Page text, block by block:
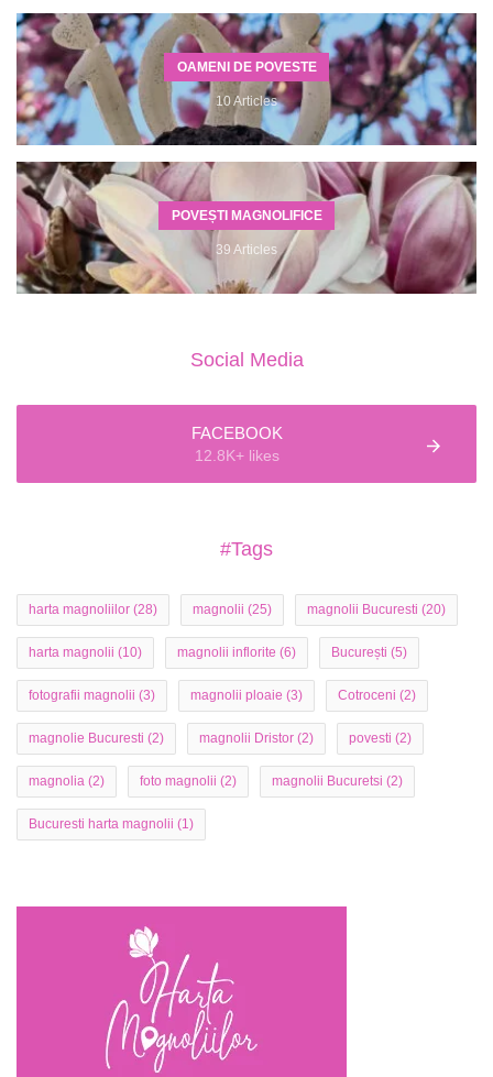
OAMENI DE POVESTE
10 Articles
POVEȘTI MAGNOLIFICE
39 Articles
Social Media
FACEBOOK
12.8K+ likes
#Tags
harta magnoliilor (28) magnolii (25) magnolii Bucuresti (20)
harta magnolii (10) magnolii inflorite (6) București (5)
fotografii magnolii (3) magnolii ploaie (3) Cotroceni (2)
magnolie Bucuresti (2) magnolii Dristor (2) povesti (2)
magnolia (2) foto magnolii (2) magnolii Bucuretsi (2)
Bucuresti harta magnolii (1)